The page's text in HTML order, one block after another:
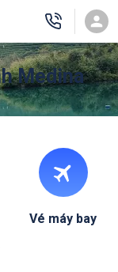
Medina
Vé máy bay